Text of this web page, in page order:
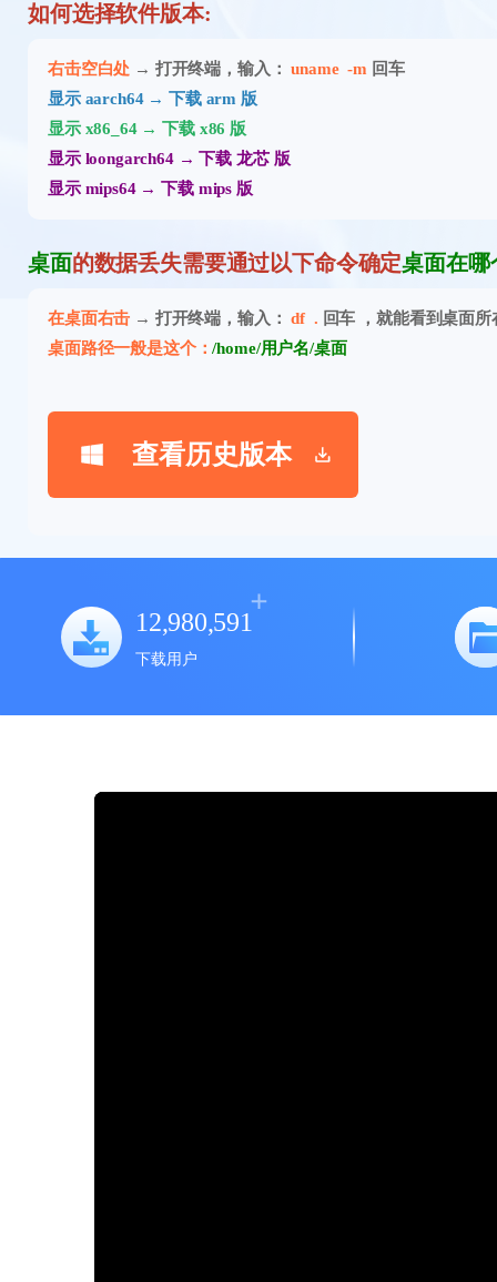
如何选择软件版本:
右击空白处 → 打开终端，输入：uname -m 回车
显示 aarch64 → 下载 arm 版
显示 x86_64 → 下载 x86 版
显示 loongarch64 → 下载 龙芯 版
显示 mips64 → 下载 mips 版
桌面的数据丢失需要通过以下命令确定桌面在哪
在桌面右击 → 打开终端，输入：df . 回车 ，就能看到桌面
桌面路径一般是这个：/home/用户名/桌面
查看历史版本
12,980,591
下载用户